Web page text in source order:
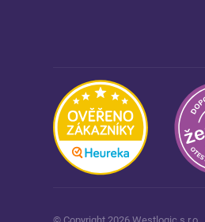
© Copyright 2026 Westlogic s.r.o.,